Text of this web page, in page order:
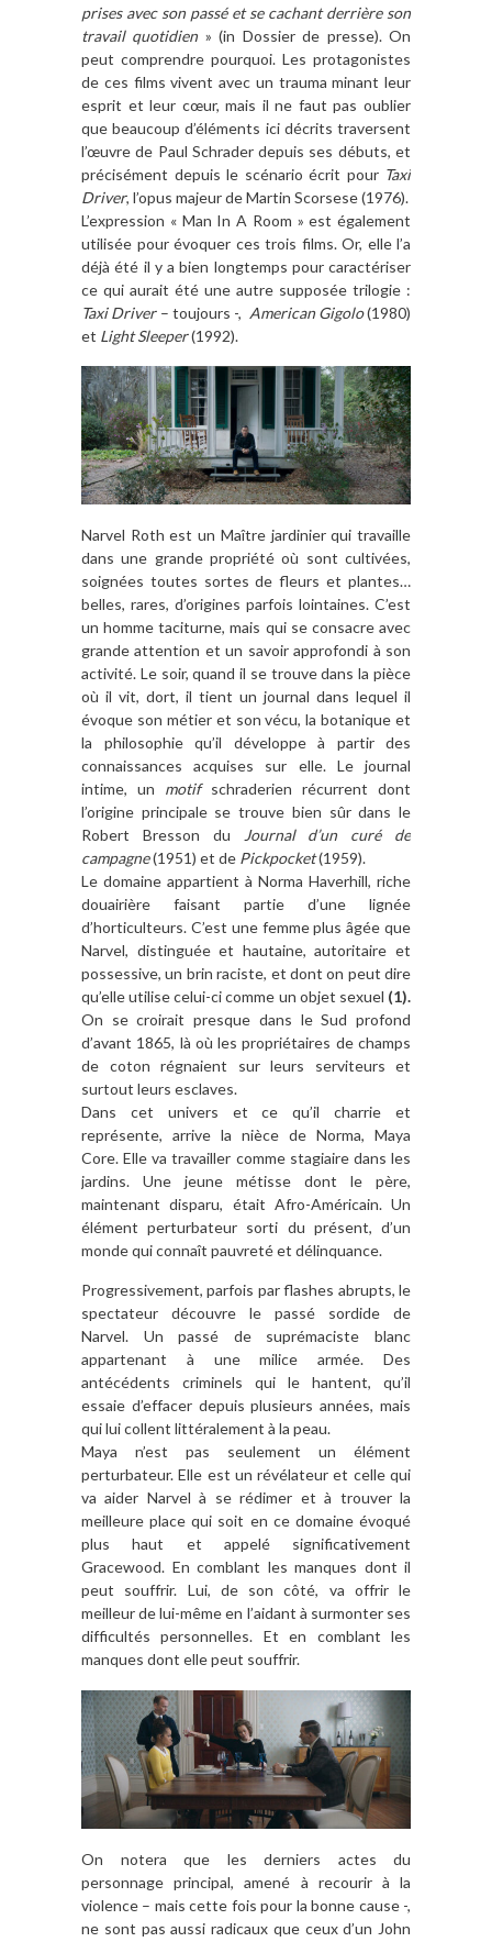
prises avec son passé et se cachant derrière son
travail quotidien» (in Dossier de presse). On
peut comprendre pourquoi. Les protagonistes
de ces films vivent avec un trauma minant leur
esprit et leur cœur, mais il ne faut pas oublier
que beaucoup d’éléments ici décrits traversent
l’œuvre de Paul Schrader depuis ses débuts, et
précisément depuis le scénario écrit pourTaxi
Driver, l’opus majeur de Martin Scorsese (1976).
L’expression « Man In A Room » est également
utilisée pour évoquer ces trois films. Or, elle l’a
déjà été il y a bien longtemps pour caractériser
ce qui aurait été une autre supposée trilogie :
Taxi Driver– toujours -, American Gigolo(1980)
et Light Sleeper(1992).
Narvel Roth est un Maître jardinier qui travaille
dans une grande propriété où sont cultivées,
soignées toutes sortes de fleurs et plantes…
belles, rares, d’origines parfois lointaines. C’est
un homme taciturne, mais qui se consacre avec
grande attention et un savoir approfondi à son
activité. Le soir, quand il se trouve dans la pièce
où il vit, dort, il tient un journal dans lequel il
évoque son métier et son vécu, la botanique et
la philosophie qu’il développe à partir des
connaissances acquises sur elle. Le journal
intime, un motifschraderien récurrent dont
l’origine principale se trouve bien sûr dans le
Robert Bresson du Journal d’un curé de
campagne(1951) et de Pickpocket(1959).
Le domaine appartient à Norma Haverhill, riche
douairière faisant partie d’une lignée
d’horticulteurs. C’est une femme plus âgée que
Narvel, distinguée et hautaine, autoritaire et
possessive, un brin raciste, et dont on peut dire
qu’elle utilise celui-ci comme un objet sexuel (1).
On se croirait presque dans le Sud profond
d’avant 1865, là où les propriétaires de champs
de coton régnaient sur leurs serviteurs et
surtout leurs esclaves.
Dans cet univers et ce qu’il charrie et
représente, arrive la nièce de Norma, Maya
Core. Elle va travailler comme stagiaire dans les
jardins. Une jeune métisse dont le père,
maintenant disparu, était Afro-Américain. Un
élément perturbateur sorti du présent, d’un
monde qui connaît pauvreté et délinquance.
Progressivement, parfois par flashes abrupts, le
spectateur découvre le passé sordide de
Narvel. Un passé de suprémaciste blanc
appartenant à une milice armée. Des
antécédents criminels qui le hantent, qu’il
essaie d’effacer depuis plusieurs années, mais
qui lui collent littéralement à la peau.
Maya n’est pas seulement un élément
perturbateur. Elle est un révélateur et celle qui
va aider Narvel à se rédimer et à trouver la
meilleure place qui soit en ce domaine évoqué
plus haut et appelé significativement
Gracewood. En comblant les manques dont il
peut souffrir. Lui, de son côté, va offrir le
meilleur de lui-même en l’aidant à surmonter ses
difficultés personnelles. Et en comblant les
manques dont elle peut souffrir.
On notera que les derniers actes du
personnage principal, amené à recourir à la
violence – mais cette fois pour la bonne cause -,
ne sont pas aussi radicaux que ceux d’un John